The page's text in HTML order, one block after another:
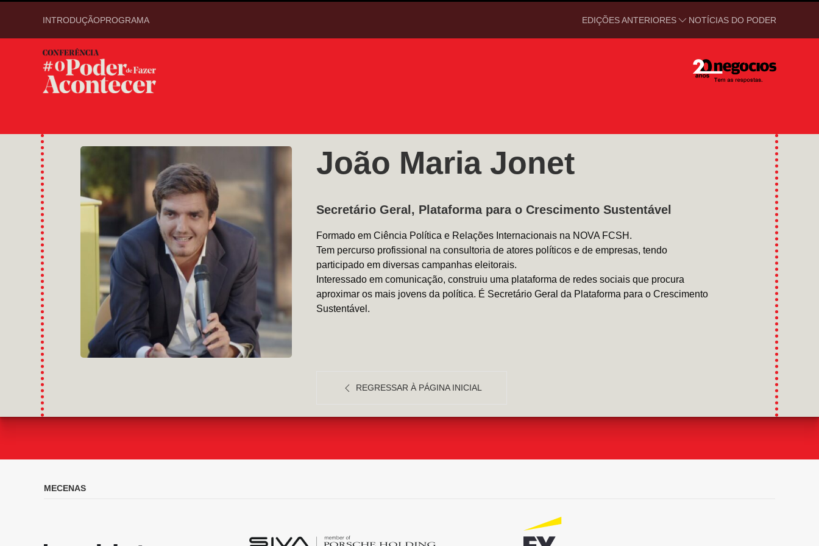
INTRODUÇÃOPROGRAMA EDIÇÕES ANTERIORES NOTÍCIAS DO PODER
João Maria Jonet
Secretário Geral, Plataforma para o Crescimento Sustentável
Formado em Ciência Política e Relações Internacionais na NOVA FCSH.
Tem percurso profissional na consultoria de atores políticos e de empresas, tendo
participado em diversas campanhas eleitorais.
Interessado em comunicação, construiu uma plataforma de redes sociais que procura
aproximar os mais jovens da política. É Secretário Geral da Plataforma para o Crescimento
Sustentável.
REGRESSAR À PÁGINA INICIAL
MECENAS